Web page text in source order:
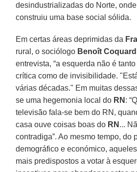
desindustrializadas do Norte,
construiu uma base social sólida.
Em certas áreas deprimidas da
rural, o sociólogo Benoît Coquard
entrevista, “a esquerda não é
crítica como de invisibilidade.
várias décadas." Em muitas
se uma hegemonia local do RN :
televisão fala-se bem do RN,
casa ouve coisas boas do RN ...
contradiga”. Ao mesmo tempo, do
demográfico e económico,
mais predispostos a votar à